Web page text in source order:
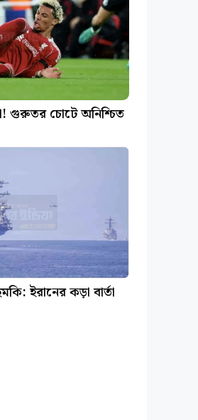
গুরুতর চোটে অনিশ্চিত
ইরানের কড়া বার্তা